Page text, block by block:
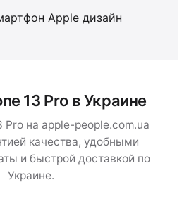
13 Pro в Украине
Pro на apple-people.com.ua
качества, удобными
и быстрой доставкой по
Украине.